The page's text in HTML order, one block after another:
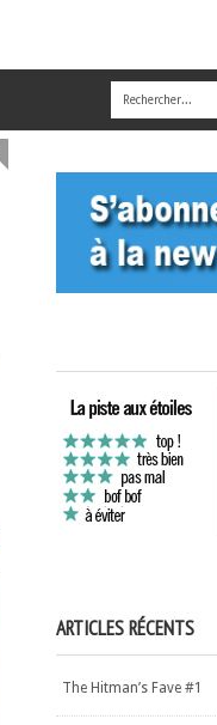
ARTICLES RÉCENTS
The Hitman’s Fave #1